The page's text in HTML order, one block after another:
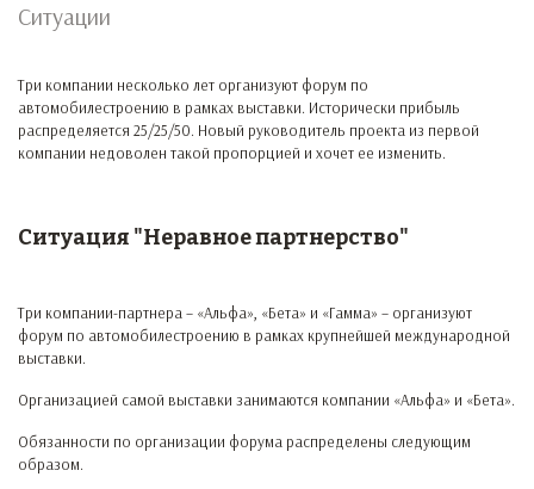
Ситуации
Три компании несколько лет организуют форум по
автомобилестроению в рамках выставки. Исторически прибыль
распределяется 25/25/50. Новый руководитель проекта из первой
компании недоволен такой пропорцией и хочет ее изменить.
Ситуация "Неравное партнерство"
Три компании-партнера – «Альфа», «Бета» и «Гамма» – организуют
форум по автомобилестроению в рамках крупнейшей международной
выставки.
Организацией самой выставки занимаются компании «Альфа» и «Бета».
Обязанности по организации форума распределены следующим
образом.